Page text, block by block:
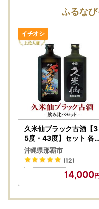
解とご協力を賜りますよ
ふるな
久米仙ブラック古酒【3
5度・43度】セット 各7
20ml｜久米仙 泡盛
酒 人気
沖縄県那覇市
(12)
14,000